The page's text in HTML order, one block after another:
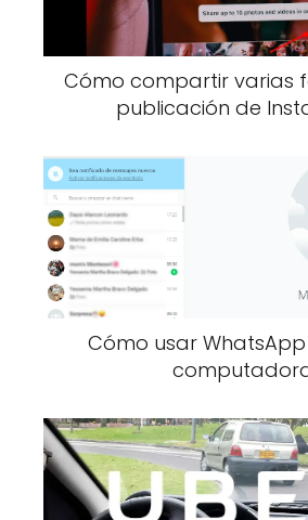
Cómo compartir varias
publicación de
Cómo usar